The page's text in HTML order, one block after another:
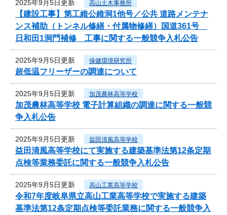
2025年9月5日更新 高山土木事務所
【建設工事】第工維公維洞1他号／公共 道路メンテナ
ンス補助（トンネル修繕・付属物修繕）国道361号
日和田1洞門補修 工事に関する一般競争入札公告
2025年9月5日更新 保健環境研究所
超低温フリーザーの調達について
2025年9月5日更新 加茂農林高等学校
加茂農林高等学校 電子計算組織の調達に関する一般競
争入札公告
2025年9月5日更新 益田清風高等学校
益田清風高等学校にて実施する建築基準法第12条定期
点検等業務委託に関する一般競争入札公告
2025年9月5日更新 高山工業高等学校
令和7年度岐阜県立高山工業高等学校で実施する建築
基準法第12条定期点検等委託業務に関する一般競争入